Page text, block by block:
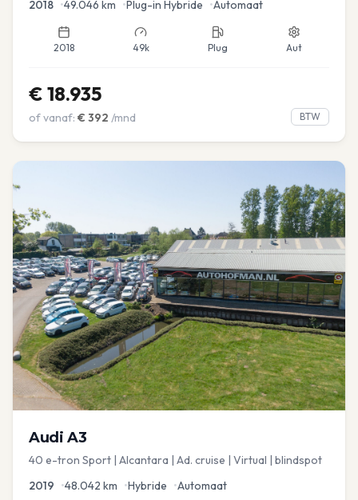
2018 •49.046 km •Plug-in Hybride •Automaat
2018 49k Plug Aut
€ 18.935
of vanaf: € 392 /mnd BTW
Audi A3
40 e-tron Sport | Alcantara | Ad. cruise | Virtual | blindspot
2019 •48.042 km •Hybride •Automaat